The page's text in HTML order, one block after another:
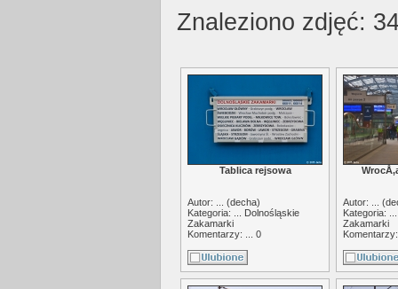
Znaleziono zdjęć:
Tablica rejsowa
Autor: ... (decha)
Kategoria: ... Dolnośląskie
Zakamarki
Komentarzy: ... 0
Autor: ... (
Kategoria:
Zakamarki